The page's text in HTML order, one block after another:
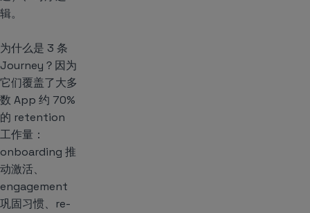
辑。
为什么是 3 条
Journey？因为
它们覆盖了大多
数 App 约 70%
的 retention
工作量：
onboarding 推
动激活、
engagement
巩固习惯、re-